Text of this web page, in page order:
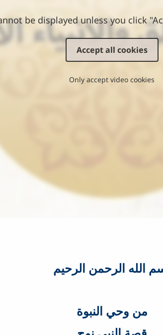
be displayed unless you click
Accept all cookies
Only accept video cookies
الله الرحمن الرحيم
من وحي النبوة